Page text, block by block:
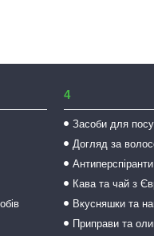
4
Засоби для
Догляд за
Антиперспіранти
Кава та чай з
Вкусняшки та
Приправи та